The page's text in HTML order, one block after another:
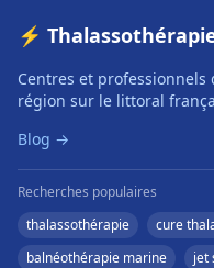
⚡
Centres et
région sur le littoral
Blog →
Recherches populaires
thalassothérapie
cure
balnéothérapie marine
jet